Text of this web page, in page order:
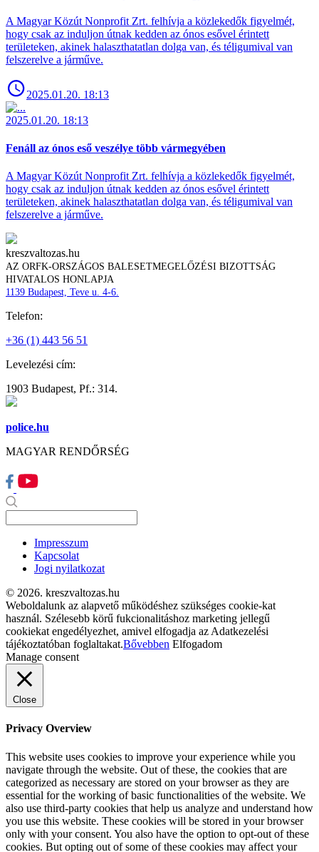
A Magyar Közút Nonprofit Zrt. felhívja a közlekedők figyelmét,
hogy csak az induljon útnak kedden az ónos esővel érintett
területeken, akinek halaszthatatlan dolga van, és téligumival van
felszerelve a járműve.
2025.01.20. 18:13
2025.01.20. 18:13
Fenáll az ónos eső veszélye több vármegyében
A Magyar Közút Nonprofit Zrt. felhívja a közlekedők figyelmét,
hogy csak az induljon útnak kedden az ónos esővel érintett
területeken, akinek halaszthatatlan dolga van, és téligumival van
felszerelve a járműve.
kreszvaltozas.hu
AZ ORFK-ORSZÁGOS BALESETMEGELŐZÉSI BIZOTTSÁG
HIVATALOS HONLAPJA
1139 Budapest, Teve u. 4-6.
Telefon:
+36 (1) 443 56 51
Levelezési cím:
1903 Budapest, Pf.: 314.
police.hu
MAGYAR RENDŐRSÉG
Impresszum
Kapcsolat
Jogi nyilatkozat
© 2026. kreszvaltozas.hu
Weboldalunk az alapvető működéshez szükséges cookie-kat
használ. Szélesebb körű fukcionalitáshoz marketing jellegű
cookiekat engedélyezhet, amivel elfogadja az Adatkezelési
tájékoztatóban foglaltakat.Bővebben Elfogadom
Manage consent
Close
Privacy Overview
This website uses cookies to improve your experience while you
navigate through the website. Out of these, the cookies that are
categorized as necessary are stored on your browser as they are
essential for the working of basic functionalities of the website. We
also use third-party cookies that help us analyze and understand how
you use this website. These cookies will be stored in your browser
only with your consent. You also have the option to opt-out of these
cookies. But opting out of some of these cookies may affect your